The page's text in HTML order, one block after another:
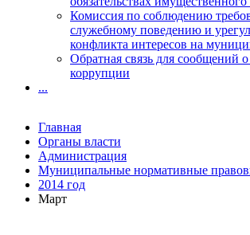
Комиссия по соблюдению
служебному поведению и
конфликта интересов на
Обратная связь для сообщений
коррупции
...
Главная
Органы власти
Администрация
Муниципальные нормативные
2014 год
Март